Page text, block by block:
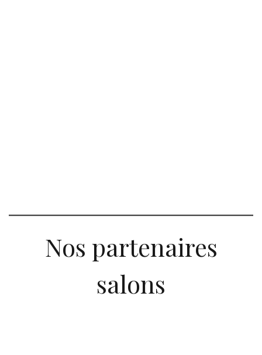
Nos partenaires
salons